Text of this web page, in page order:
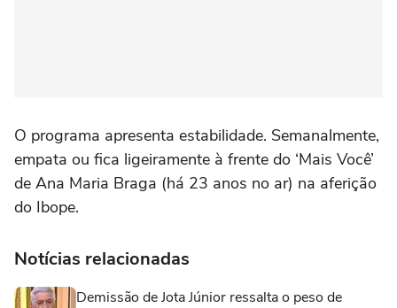
O programa apresenta estabilidade. Semanalmente,
empata ou fica ligeiramente à frente do ‘Mais Você’
de Ana Maria Braga (há 23 anos no ar) na aferição
do Ibope.
Notícias relacionadas
Demissão de Jota Júnior ressalta o peso de